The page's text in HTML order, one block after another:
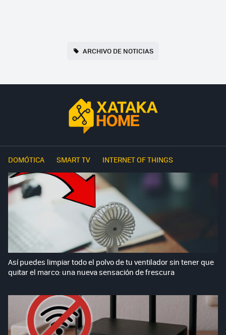
ARCHIVO DE NOTICIAS
DOMÓTICA SMART TV INTERNET OF THINGS
Así puedes limpiar todo el polvo de tu ventilador sin tener que
quitar el marco: una nueva sensación de frescura